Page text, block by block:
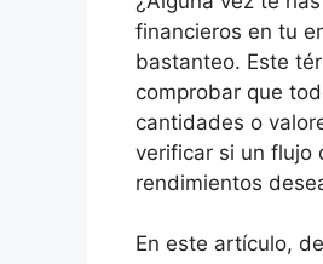
financieros en tu
bastanteo. Este
comprobar que
cantidades o
verificar si un flujo
rendimientos
En este artículo,